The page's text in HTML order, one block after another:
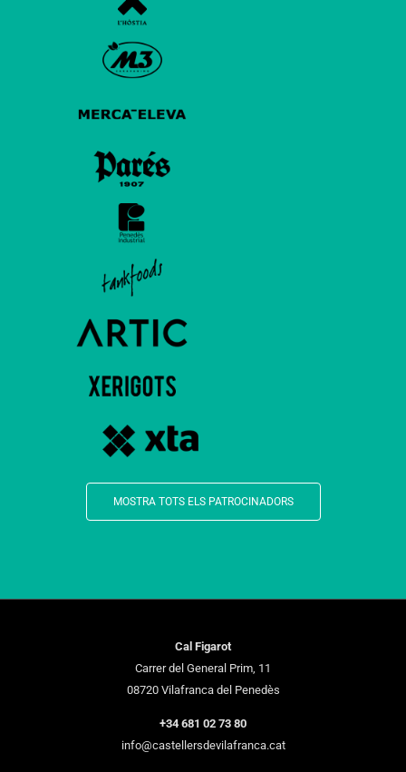
MOSTRA TOTS ELS PATROCINADORS
Cal Figarot
Carrer del General Prim, 11
08720 Vilafranca del Penedès
+34 681 02 73 80
info@castellersdevilafranca.cat